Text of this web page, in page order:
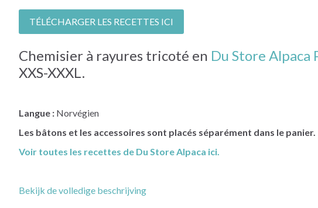
TÉLÉCHARGER LES RECETTES ICI
Chemisier à rayures tricoté en Du Store Alpaca
XXS-XXXL.
Langue :Norvégien
Les bâtons et les accessoires sont placés séparément dans le panier.
Voir toutes les recettes de Du Store Alpaca ici.
Bekijk de volledige beschrijving